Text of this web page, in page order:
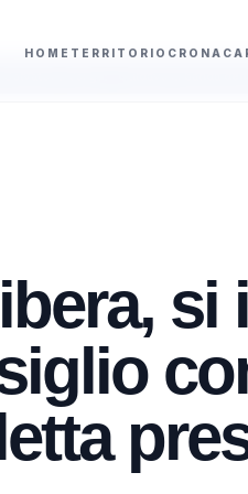
HOME TERRITORIO CRONACA
la banda della Marinella dal
si